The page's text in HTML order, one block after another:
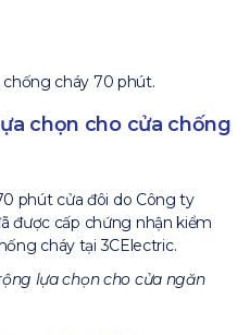
chống cháy 70 phút.
chọn cho cửa chống
phút cửa đôi do Công ty
được cấp chứng nhận kiểm
cháy tại 3CElectric.
lựa chọn cho cửa ngăn